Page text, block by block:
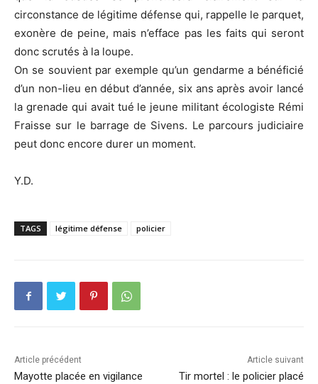
circonstance de légitime défense qui, rappelle le parquet,
exonère de peine, mais n’efface pas les faits qui seront
donc scrutés à la loupe.
On se souvient par exemple qu’un gendarme a bénéficié
d’un non-lieu en début d’année, six ans après avoir lancé
la grenade qui avait tué le jeune militant écologiste Rémi
Fraisse sur le barrage de Sivens. Le parcours judiciaire
peut donc encore durer un moment.
Y.D.
TAGS légitime défense policier
Article précédent
Mayotte placée en vigilance
Article suivant
Tir mortel : le policier placé